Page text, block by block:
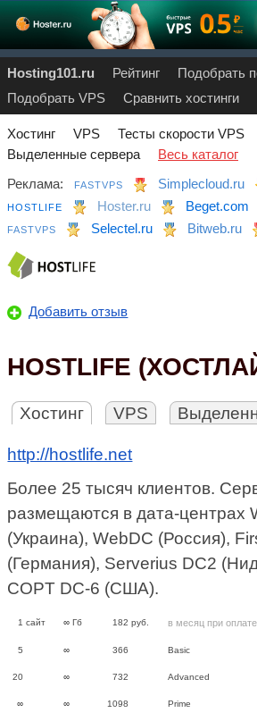
Hosting101.ru Рейтинг
Подобрать
Подобрать VPS
Сравнить хостинги
Хостинг VPS Тесты скорости VPS
Выделенные сервера
Весь каталог
Реклама:
FASTVPS Simplecloud.ru
HOSTLIFE Hoster.ru Beget.com
FASTVPS Selectel.ru Bitweb.ru
Добавить отзыв
HOSTLIFE
Хостинг VPS
http://hostlife.net
Более 25 тысяч клиентов.
размещаются в дата-центрах
(Украина), WebDC (Россия),
(Германия), Serverius DC2
COPT DC-6 (США).
1 сайт ∞ Гб 182 руб. в месяц при
5 ∞ 366 Basic
20 ∞ 732 Advanced
∞ ∞ 1098 Prime